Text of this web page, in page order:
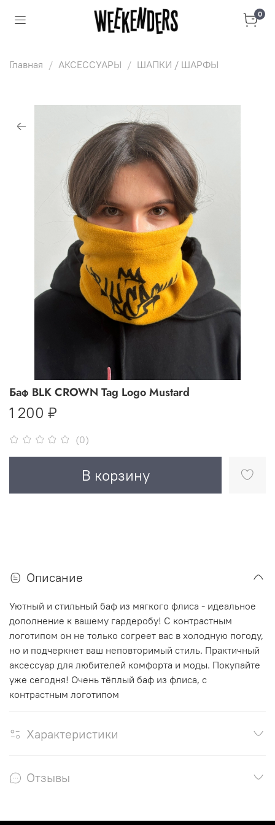
0
Главная АКСЕССУАРЫ ШАПКИ / ШАРФЫ
(0)
Баф BLK CROWN Tag Logo Mustard
1 200 ₽
В корзину
Описание
Уютный и стильный баф из мягкого флиса - идеальное
дополнение к вашему гардеробу! С контрастным
логотипом он не только согреет вас в холодную погоду,
но и подчеркнет ваш неповторимый стиль. Практичный
аксессуар для любителей комфорта и моды. Покупайте
уже сегодня! Очень тёплый баф из флиса, с
контрастным логотипом
Характеристики
Отзывы